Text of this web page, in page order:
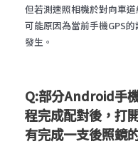
但若測速照相機於對向車
可能原因為當前手機GPS
發生。
Q:部分Android手
程完成配對後，打
有完成一支後照鏡